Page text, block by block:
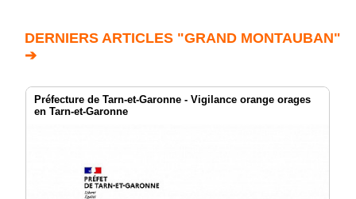
DERNIERS ARTICLES "GRAND MONTAUBAN"
➔
Préfecture de Tarn-et-Garonne - Vigilance orange orages
en Tarn-et-Garonne